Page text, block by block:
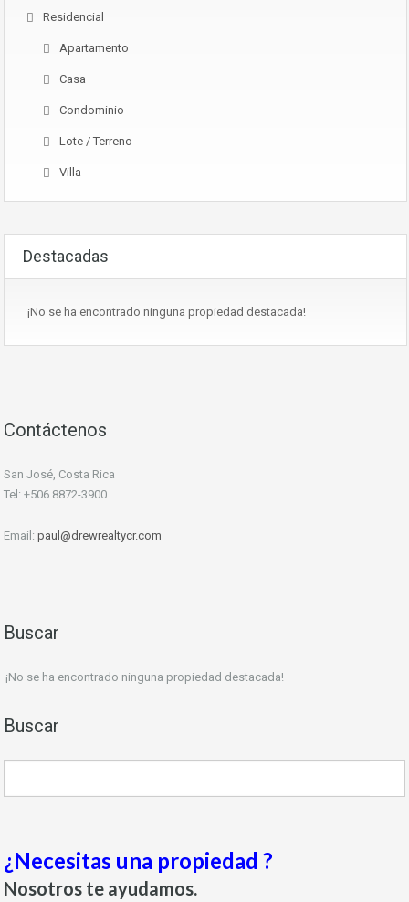
Residencial
Apartamento
Casa
Condominio
Lote / Terreno
Villa
Destacadas
¡No se ha encontrado ninguna propiedad destacada!
Contáctenos
San José, Costa Rica
Tel: +506 8872-3900
Email: paul@drewrealtycr.com
Buscar
¡No se ha encontrado ninguna propiedad destacada!
Buscar
¿Necesitas una propiedad ?
Nosotros te ayudamos.